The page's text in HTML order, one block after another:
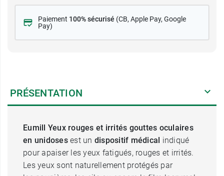
Paiement 100% sécurisé (CB, Apple Pay, Google
Pay)
PRÉSENTATION
Eumill Yeux rouges et irrités gouttes oculaires
en unidoses est un dispositif médical indiqué
pour apaiser les yeux fatigués, rouges et irrités.
Les yeux sont naturellement protégés par